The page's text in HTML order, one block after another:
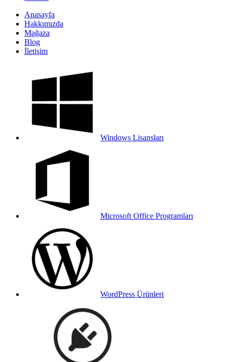
Anasayfa
Hakkımızda
Mağaza
Blog
İletişim
Windows Lisansları
Microsoft Office Programları
WordPress Ürünleri